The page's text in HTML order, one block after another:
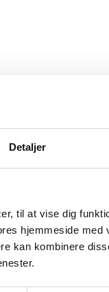
Detaljer
til at vise dig
hjemmeside med
kan kombinere